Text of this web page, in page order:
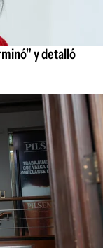
y detalló